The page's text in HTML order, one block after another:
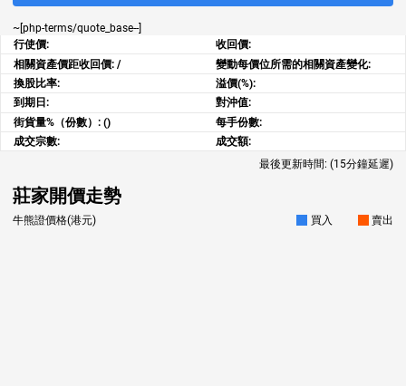
~[php-terms/quote_base--]
行使價:
收回價:
相關資產價距收回價: /
變動每價位所需的相關資產變化:
換股比率:
溢價(%):
到期日:
對沖值:
街貨量%（份數）: ()
每手份數:
成交宗數:
成交額:
最後更新時間: (15分鐘延遲)
莊家開價走勢
牛熊證價格(港元) 買入 賣出